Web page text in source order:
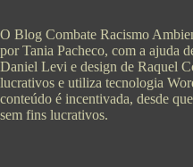
O Blog Combate Racismo
por Tania Pacheco, com a ajuda
Daniel Levi e design de Raquel
lucrativos e utiliza tecnologia
conteúdo é incentivada, desde
sem fins lucrativos.